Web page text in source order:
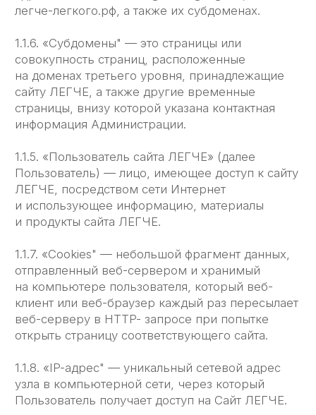
персональных данных
2.2. В случае несогласия с условиями Политики
конфиденциальности Пользователь должен
прекратить использование сайта ЛЕГЧЕ.
2.3. Настоящая Политика конфиденциальности
применяется к сайту ЛЕГЧЕ. Сайт ЛЕГЧЕ
не контролирует и не несет ответственность
за сайты третьих лиц, на которые Пользователь
2.4. Администрация не проверяет
достоверность персональных данных,
предоставляемых Пользователем.
3. Предмет политики конфиденциальности
устанавливает обязательства Администрации
по неразглашению и обеспечению режима
защиты конфиденциальности персональных
данных, которые Пользователь предоставляет
по запросу Администрации при регистрации
на сайте ЛЕГЧЕ или при подписке
на информационную e-mail рассылку.
конфиденциальности, предоставляются
Пользователем путём заполнения форм на сайте
ЛЕГЧЕ и включают в себя следующую
информацию: